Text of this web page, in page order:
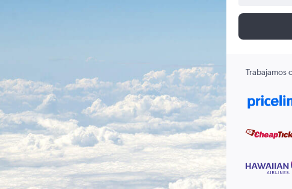
Trabajamos